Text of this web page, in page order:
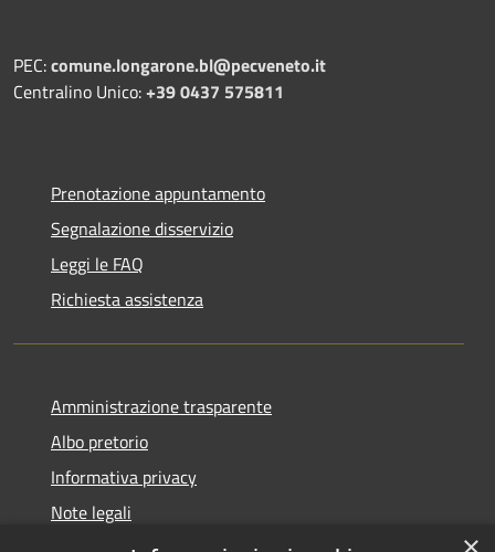
PEC:comune.longarone.bl@pecveneto.it
Centralino Unico:+39 0437 575811
Prenotazione appuntamento
Segnalazione disservizio
Leggi le FAQ
Richiesta assistenza
Amministrazione trasparente
Albo pretorio
Informativa privacy
Note legali